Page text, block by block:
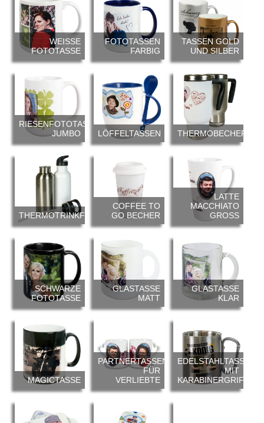
WEISSE F
OTOTASSE
FOTOTASSEN
FARBIG
TASSEN GOLD
UND SILBER
RIESENFOTOTASSE
JUMBO
LÖFFELTASSEN THERMOBECHER
THERMOTRINKFLASCHE
COFFEE TO
GO BECHER
LATTE
MACCHIATO
GROSS
SCHWARZE
FOTOTASSE
GLASTASSE
MATT
GLASTASSE
KLAR
MAGICTASSE
PARTNERTASSEN
FÜR
VERLIEBTE
EDELSTAHLTASSE
MIT
KARABINERGRIFF